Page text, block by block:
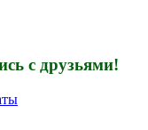
с друзьями!